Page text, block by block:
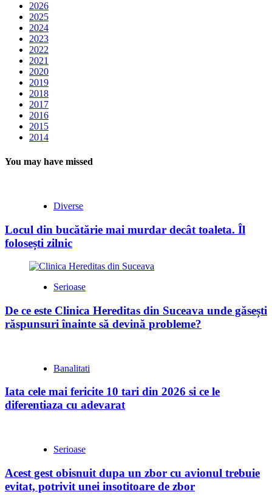
2026
2025
2024
2023
2022
2021
2020
2019
2018
2017
2016
2015
2014
You may have missed
Diverse
Locul din bucătărie mai murdar decât toaleta. Îl
folosești zilnic
Serioase
De ce este Clinica Hereditas din Suceava unde găsești
răspunsuri înainte să devină probleme?
Banalitati
Iata cele mai fericite 10 tari din 2026 si ce le
diferentiaza cu adevarat
Serioase
Acest gest obisnuit dupa un zbor cu avionul trebuie
evitat, potrivit unei insotitoare de zbor